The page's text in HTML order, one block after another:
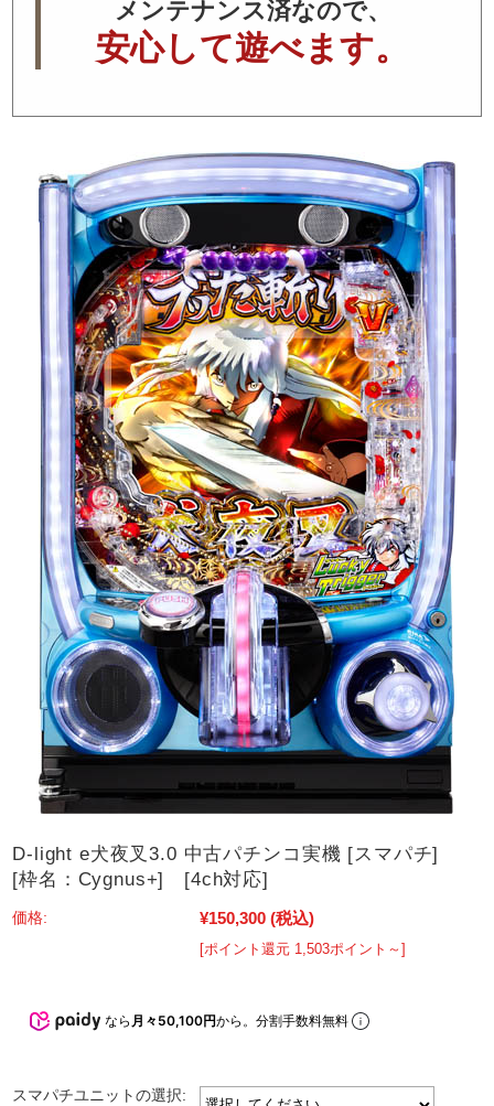
メンテナンス済なので、
安心して遊べます。
D-light e犬夜叉3.0 中古パチンコ実機 [スマパチ]
[枠名：Cygnus+] [4ch対応]
価格: ¥150,300 (税込)
[ポイント還元 1,503ポイント～]
なら 月々50,100円から。分割手数料無料
スマパチユニットの選択: